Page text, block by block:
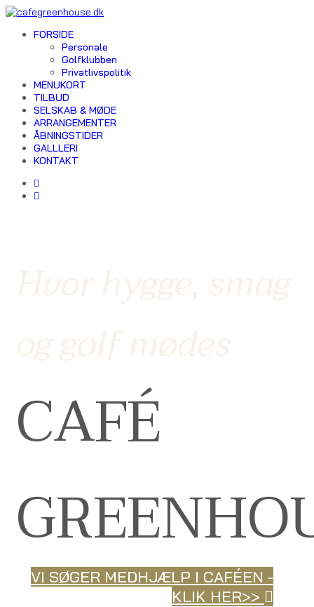
FORSIDE
Personale
Golfklubben
Privatlivspolitik
MENUKORT
TILBUD
SELSKAB & MØDE
ARRANGEMENTER
ÅBNINGSTIDER
GALLLERI
KONTAKT
CAFÉ
VI SØGER MEDHJÆLP I CAFÉEN -
KLIK HER>>